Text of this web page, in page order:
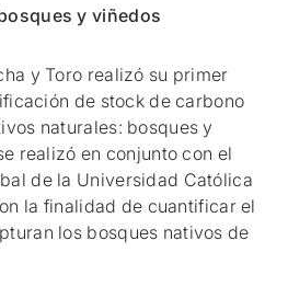
y viñedos
y Toro realizó su primer
de stock de carbono
naturales: bosques y
realizó en conjunto con el
de la Universidad Católica
la finalidad de cuantificar el
los bosques nativos de